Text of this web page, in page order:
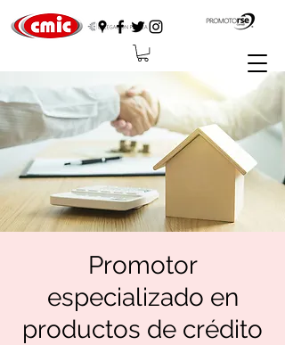
Promotor
especializado en
productos de crédito